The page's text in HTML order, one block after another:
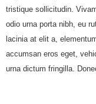
tristique sollicitudin.
odio urna porta nibh, eu
lacinia at elit a,
accumsan eros eget,
urna dictum fringilla.